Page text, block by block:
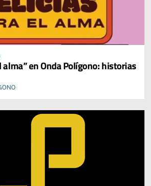
alma” en Onda Polígono: historias